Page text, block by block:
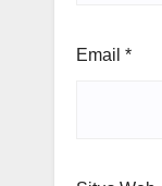
Email *